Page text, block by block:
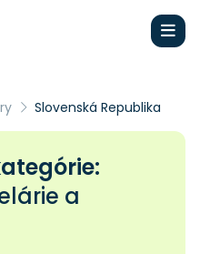
Slovenská Republika
a